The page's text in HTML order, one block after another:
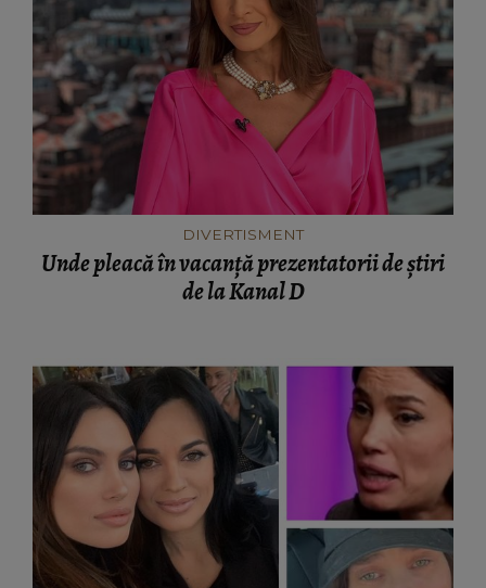
DIVERTISMENT
Unde pleacă în vacanță prezentatorii de știri
de la Kanal D